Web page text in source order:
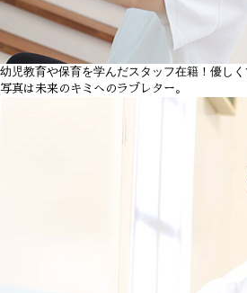
幼児教育や保育を学んだスタッフ在籍！優し
写真は未来のキミへのラブレター。